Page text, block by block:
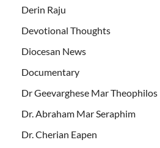
Derin Raju
Devotional Thoughts
Diocesan News
Documentary
Dr Geevarghese Mar Theophilos
Dr. Abraham Mar Seraphim
Dr. Cherian Eapen